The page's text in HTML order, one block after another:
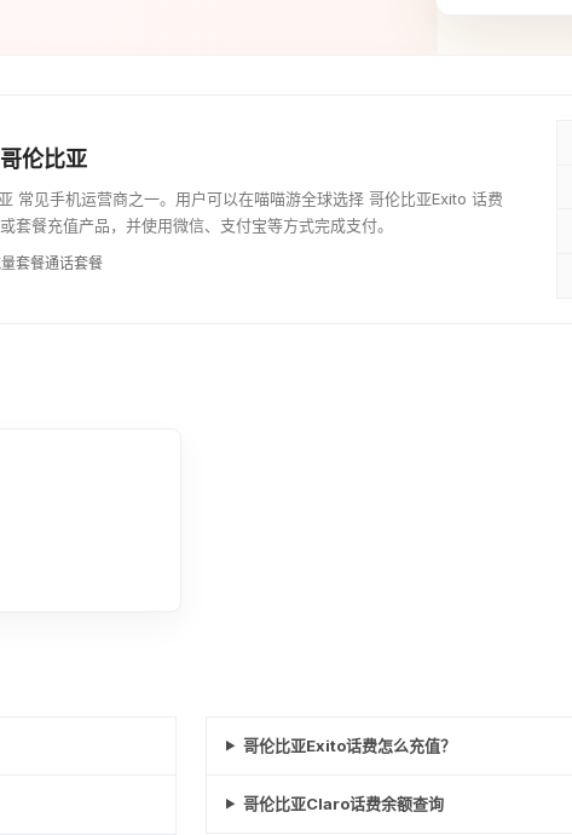
伦比亚
常见手机运营商之一。用户可以在喵喵游全球选择 哥伦比亚Exito 话费
套餐充值产品，并使用微信、支付宝等方式完成支付。
套餐通话套餐
哥伦比亚Exito话费怎么充值？
哥伦比亚Claro话费余额查询